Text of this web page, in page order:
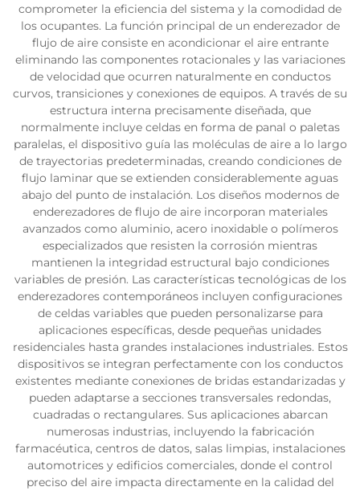
comprometer la eficiencia del sistema y la comodidad de
los ocupantes. La función principal de un enderezador de
flujo de aire consiste en acondicionar el aire entrante
eliminando las componentes rotacionales y las variaciones
de velocidad que ocurren naturalmente en conductos
curvos, transiciones y conexiones de equipos. A través de su
estructura interna precisamente diseñada, que
normalmente incluye celdas en forma de panal o paletas
paralelas, el dispositivo guía las moléculas de aire a lo largo
de trayectorias predeterminadas, creando condiciones de
flujo laminar que se extienden considerablemente aguas
abajo del punto de instalación. Los diseños modernos de
enderezadores de flujo de aire incorporan materiales
avanzados como aluminio, acero inoxidable o polímeros
especializados que resisten la corrosión mientras
mantienen la integridad estructural bajo condiciones
variables de presión. Las características tecnológicas de los
enderezadores contemporáneos incluyen configuraciones
de celdas variables que pueden personalizarse para
aplicaciones específicas, desde pequeñas unidades
residenciales hasta grandes instalaciones industriales. Estos
dispositivos se integran perfectamente con los conductos
existentes mediante conexiones de bridas estandarizadas y
pueden adaptarse a secciones transversales redondas,
cuadradas o rectangulares. Sus aplicaciones abarcan
numerosas industrias, incluyendo la fabricación
farmacéutica, centros de datos, salas limpias, instalaciones
automotrices y edificios comerciales, donde el control
preciso del aire impacta directamente en la calidad del